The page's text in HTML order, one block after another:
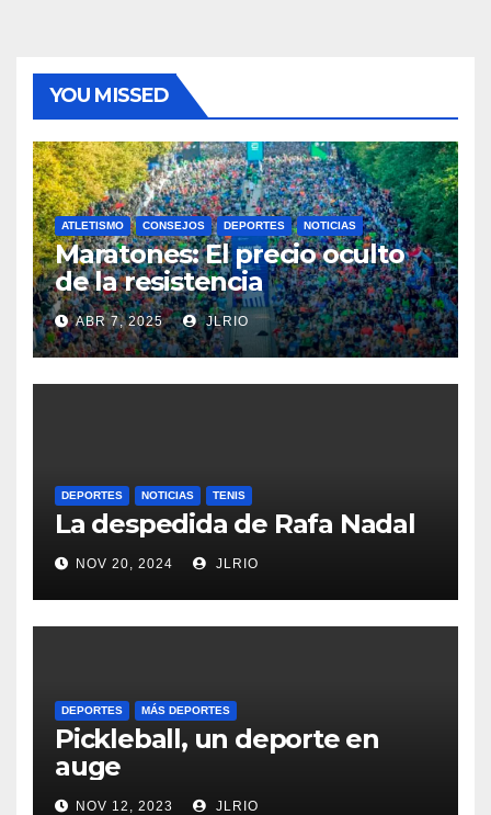
YOU MISSED
ATLETISMO CONSEJOS DEPORTES NOTICIAS
Maratones: El precio oculto
de la resistencia
ABR 7, 2025 JLRIO
DEPORTES NOTICIAS TENIS
La despedida de Rafa Nadal
NOV 20, 2024 JLRIO
DEPORTES MÁS DEPORTES
Pickleball, un deporte en
auge
NOV 12, 2023 JLRIO